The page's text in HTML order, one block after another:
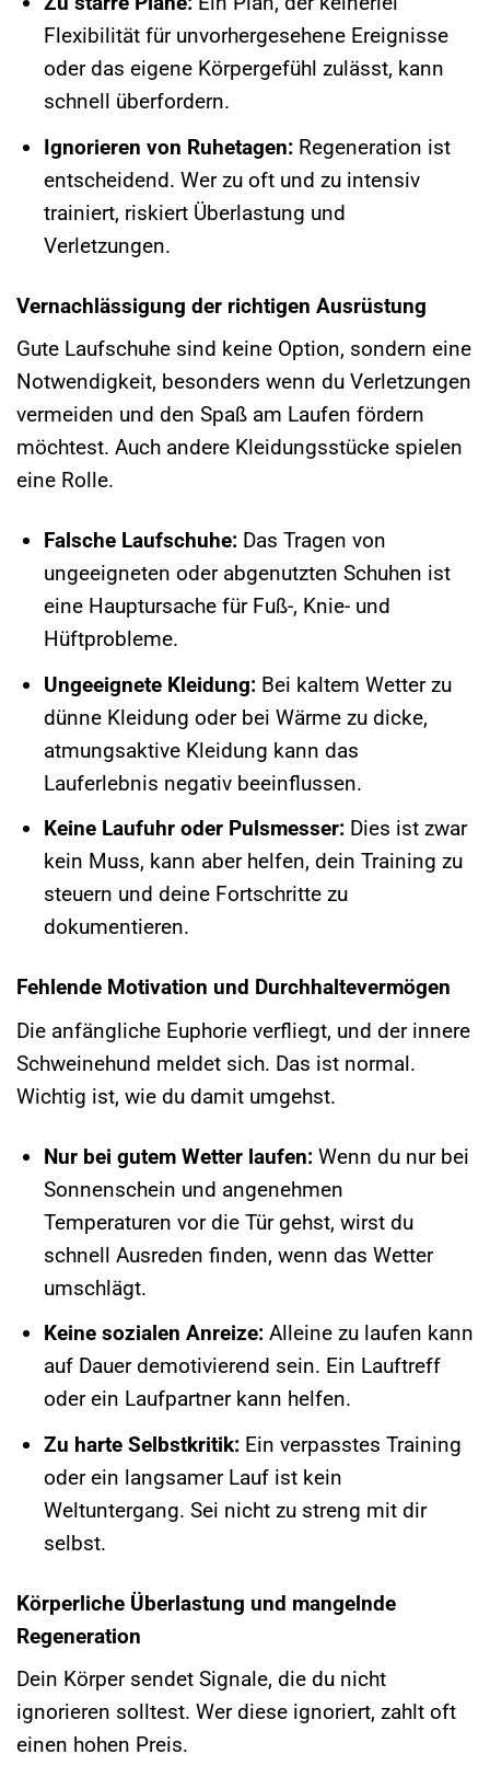
Flexibilität für unvorhergesehene Ereignisse
oder das eigene Körpergefühl zulässt, kann
schnell überfordern.
Ignorieren von Ruhetagen:Regeneration ist
entscheidend. Wer zu oft und zu intensiv
trainiert, riskiert Überlastung und
Verletzungen.
Vernachlässigung der richtigen Ausrüstung
Gute Laufschuhe sind keine Option, sondern eine
Notwendigkeit, besonders wenn du Verletzungen
vermeiden und den Spaß am Laufen fördern
möchtest. Auch andere Kleidungsstücke spielen
eine Rolle.
Falsche Laufschuhe:Das Tragen von
ungeeigneten oder abgenutzten Schuhen ist
eine Hauptursache für Fuß-, Knie- und
Hüftprobleme.
Ungeeignete Kleidung:Bei kaltem Wetter zu
dünne Kleidung oder bei Wärme zu dicke,
atmungsaktive Kleidung kann das
Lauferlebnis negativ beeinflussen.
Keine Laufuhr oder Pulsmesser:Dies ist zwar
kein Muss, kann aber helfen, dein Training zu
steuern und deine Fortschritte zu
dokumentieren.
Fehlende Motivation und Durchhaltevermögen
Die anfängliche Euphorie verfliegt, und der innere
Schweinehund meldet sich. Das ist normal.
Wichtig ist, wie du damit umgehst.
Nur bei gutem Wetter laufen:Wenn du nur bei
Sonnenschein und angenehmen
Temperaturen vor die Tür gehst, wirst du
schnell Ausreden finden, wenn das Wetter
umschlägt.
Keine sozialen Anreize:Alleine zu laufen kann
auf Dauer demotivierend sein. Ein Lauftreff
oder ein Laufpartner kann helfen.
Zu harte Selbstkritik:Ein verpasstes Training
oder ein langsamer Lauf ist kein
Weltuntergang. Sei nicht zu streng mit dir
selbst.
Körperliche Überlastung und mangelnde
Regeneration
Dein Körper sendet Signale, die du nicht
ignorieren solltest. Wer diese ignoriert, zahlt oft
einen hohen Preis.